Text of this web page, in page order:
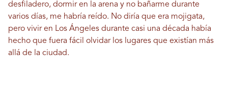
desfiladero, dormir en la arena y no bañarme durante
varios días, me habría reído. No diría que era mojigata,
pero vivir en Los Ángeles durante casi una década había
hecho que fuera fácil olvidar los lugares que existían más
allá de la ciudad.